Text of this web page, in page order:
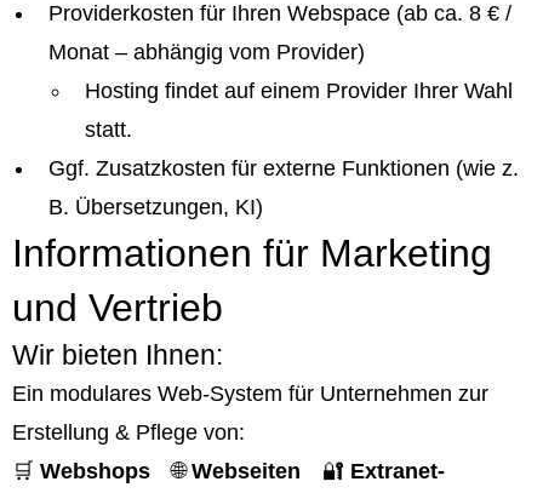
Providerkosten für Ihren Webspace (ab ca. 8 € /
Monat – abhängig vom Provider)
Hosting findet auf einem Provider Ihrer Wahl
statt.
Ggf. Zusatzkosten für externe Funktionen (wie z.
B. Übersetzungen, KI)
Informationen für Marketing
und Vertrieb
Wir bieten Ihnen:
Ein modulares Web-System für Unternehmen zur
Erstellung & Pflege von:
🛒 Webshops 🌐Webseiten 🔐 Extranet-